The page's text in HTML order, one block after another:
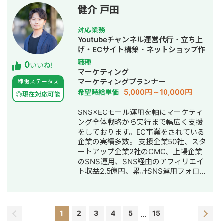
でのインタビュー記事
https://freelance-
meikan.com/column/4354/ 【経歴】
・新卒）不動産ディベロッパー（営
業） ・リクルート（営業）：ゼクシィ
の営業部にてMVP受賞、新規媒体の営
業リーダー ・UXコンサルティング会社
（シニアマネージャー）：大手からベ
ンチャー企業様向けにUXリサーチなど
の工程からUX改善実行までを提供 ・現
在、デジタルマーケティング支援や
WEB改善のプロとして活動
0いいね!
稼働ステータス
◎現在対応可能
健介 戸田
対応業務
Youtubeチャンネル運営代行・立ち上
げ・ECサイト構築・ネットショップ作
成代行・SEO対策・新規事業立上・
SNS運用代行・記事作成代行・ライテ
ィング・リスティング広告運用代行・
オウンドメディア制作・構築・運用代
行・動画制作・動画編集
職種
マーケティング
マーケティングプランナー
希望時給単価 5,000円～10,000円
SNS×ECモール運用を軸にマーケティ
ング全体戦略から実行まで幅広く支援
をしております。EC事業をされている
企業の実績多数。 支援企業50社、スタ
ートアップ企業2社のCMO、上場企業
のSNS運用、SNS経由のアフィリエイ
ト収益2.5億円、累計SNS運用フォロワ
Web広告代理店で広告とSNS運用のデ
1 2 3 4 5 ... 15